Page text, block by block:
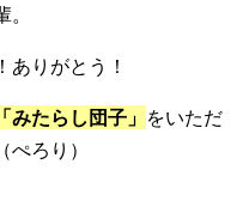
りがとう！
「みたらし団子」 をいただ
ろり）